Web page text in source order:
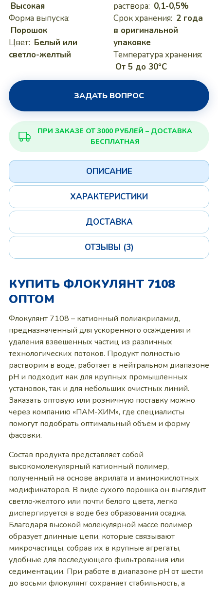
Высокая
Форма выпуска:
Порошок
Цвет: Белый или
светло-желтый
раствора: 0,1-0,5%
Срок хранения: 2 года
в оригинальной
упаковке
Температура хранения:
От 5 до 30°C
ЗАДАТЬ ВОПРОС
ПРИ ЗАКАЗЕ ОТ 3000 РУБЛЕЙ – ДОСТАВКА
БЕСПЛАТНАЯ
ОПИСАНИЕ
ХАРАКТЕРИСТИКИ
ДОСТАВКА
ОТЗЫВЫ (3)
КУПИТЬ ФЛОКУЛЯНТ 7108
ОПТОМ
Флокулянт 7108 – катионный полиакриламид,
предназначенный для ускоренного осаждения и
удаления взвешенных частиц из различных
технологических потоков. Продукт полностью
растворим в воде, работает в нейтральном диапазоне
pH и подходит как для крупных промышленных
установок, так и для небольших очистных линий.
Заказать оптовую или розничную поставку можно
через компанию «ПАМ-ХИМ», где специалисты
помогут подобрать оптимальный объём и форму
фасовки.
Состав продукта представляет собой
высокомолекулярный катионный полимер,
полученный на основе акрилата и аминокислотных
модификаторов. В виде сухого порошка он выглядит
светло‑желтого или почти белого цвета, легко
диспергируется в воде без образования осадка.
Благодаря высокой молекулярной массе полимер
образует длинные цепи, которые связывают
микрочастицы, собрав их в крупные агрегаты,
удобные для последующего фильтрования или
седиментации. При работе в диапазоне pH от шести
до восьми флокулянт сохраняет стабильность, а